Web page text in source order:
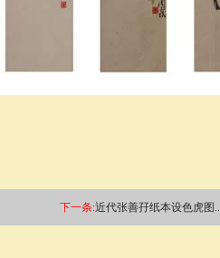
下一条:近代张善孖纸本设色虎图..